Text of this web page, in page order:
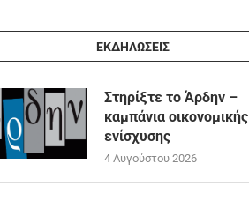
ΕΚΔΗΛΩΣΕΙΣ
Στηρίξτε το Άρδην –
καμπάνια οικονομικής
ενίσχυσης
4 Αυγούστου 2026